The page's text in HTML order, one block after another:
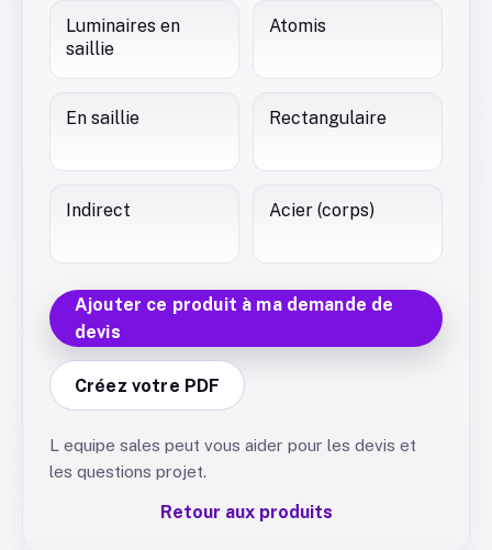
Luminaires en
saillie
Atomis
En saillie Rectangulaire
Indirect Acier (corps)
Ajouter ce produit à ma demande de
devis
Créez votre PDF
L equipe sales peut vous aider pour les devis et
les questions projet.
Retour aux produits